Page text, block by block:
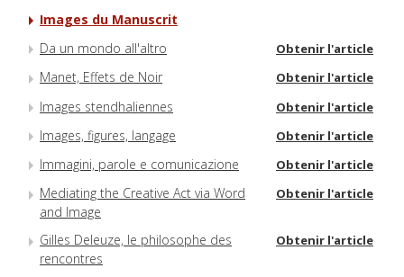
Images du Manuscrit
Da un mondo all'altro
Obtenir l'article
Manet, Effets de Noir Obtenir l'article
Images stendhaliennes Obtenir l'article
Images, figures, langage Obtenir l'article
Immagini, parole e comunicazione Obtenir l'article
Mediating the Creative Act via Word
and Image
Obtenir l'article
Gilles Deleuze, le philosophe des
rencontres
Obtenir l'article